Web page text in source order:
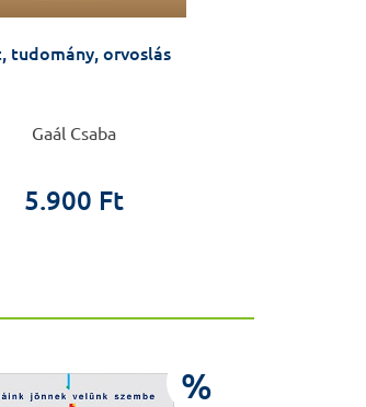
tudomány, orvoslás
Gaál Csaba
5.900 Ft
%